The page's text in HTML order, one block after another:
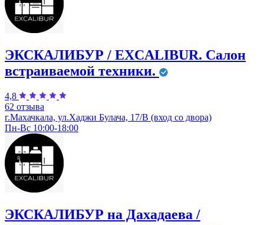
ЭКСКАЛИБУР / EXCALIBUR. ​Салон
встраиваемой техники.
4,8
62 отзыва
г.Махачкала, ул.Хаджи Булача, 17/В (вход со двора)
Пн-Вс 10:00-18:00
ЭКСКАЛИБУР на Дахадаева /